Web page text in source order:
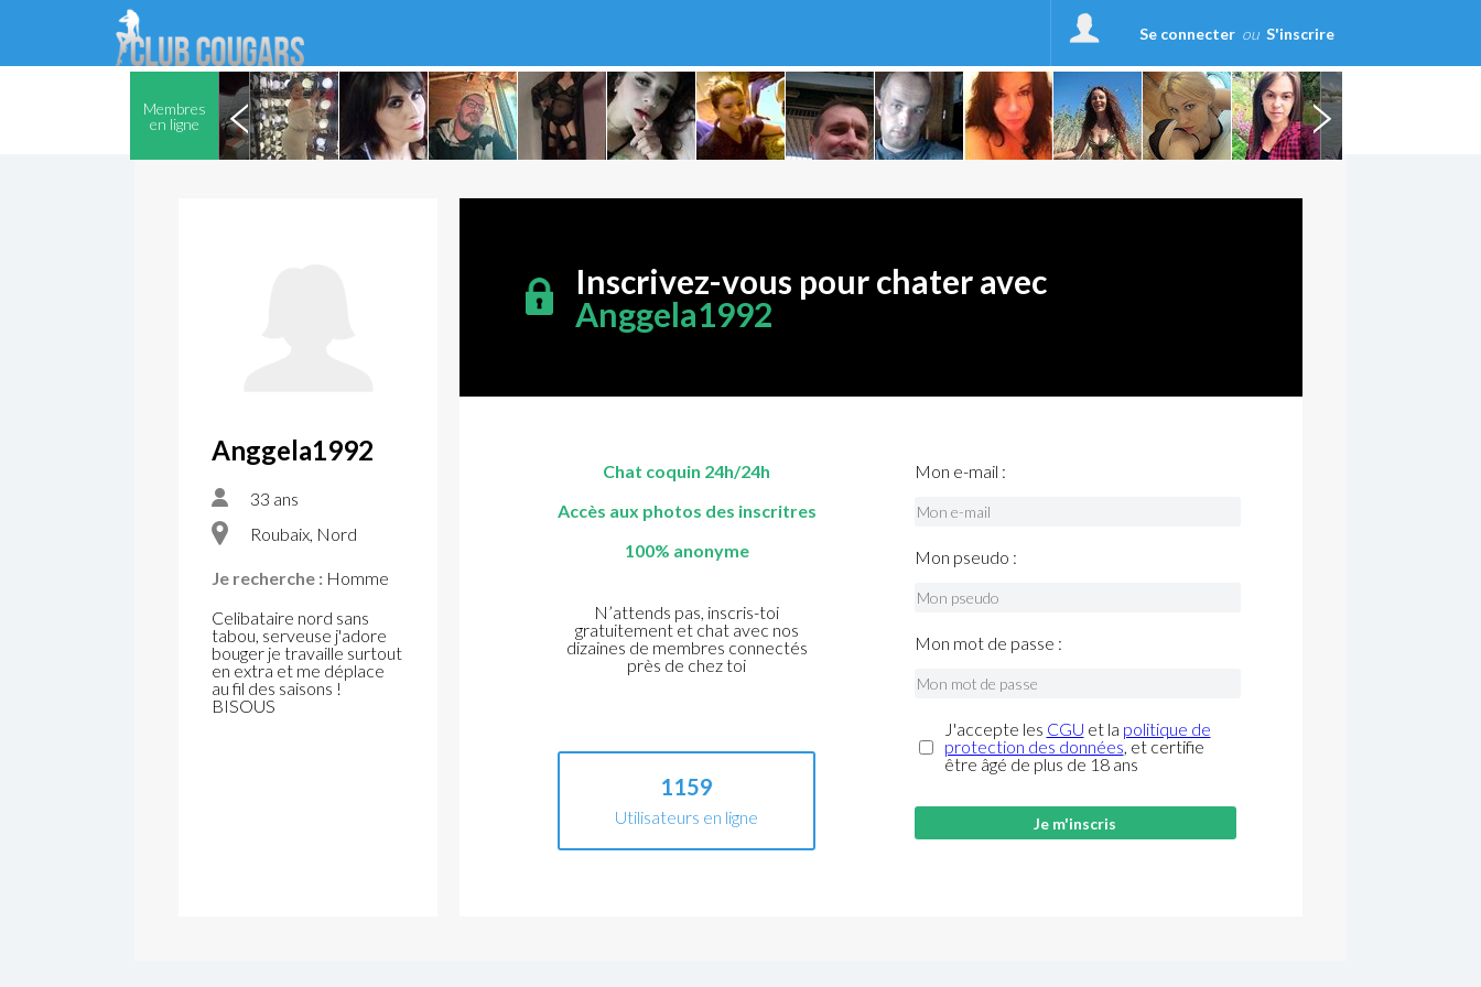
Se connecter ou S'inscrire
Membres
en ligne
Anggela1992
33 ans
Roubaix, Nord
Je recherche : Homme
Celibataire nord sans
tabou, serveuse j'adore
bouger je travaille surtout
en extra et me déplace
au fil des saisons !
BISOUS
Inscrivez-vous pour chater avec
Anggela1992
Chat coquin 24h/24h
Accès aux photos des inscritres
100% anonyme
N’attends pas, inscris-toi
gratuitement et chat avec nos
dizaines de membres connectés
près de chez toi
1159
Utilisateurs en ligne
Mon e-mail :
Mon pseudo :
Mon mot de passe :
J'accepte les CGU et la politique de
protection des données, et certifie
être âgé de plus de 18 ans